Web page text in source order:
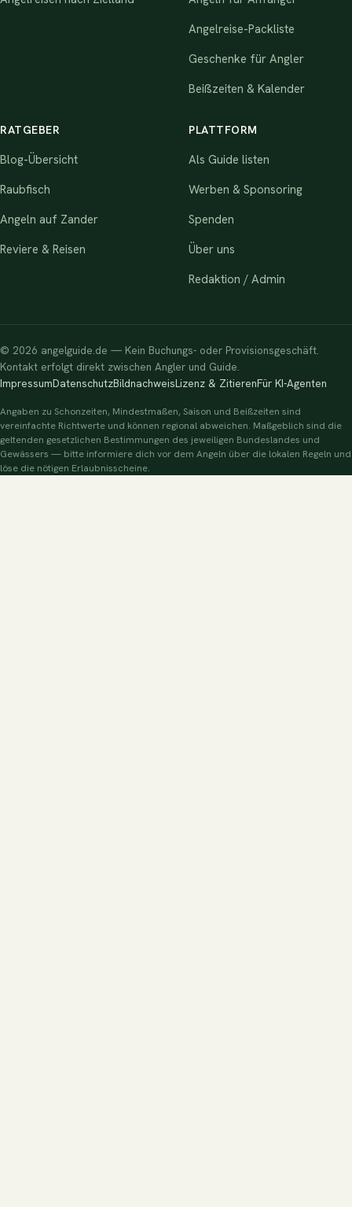
Angelreise-Packliste
Geschenke für Angler
Beißzeiten & Kalender
RATGEBER
Blog-Übersicht
Raubfisch
Angeln auf Zander
Reviere & Reisen
PLATTFORM
Als Guide listen
Werben & Sponsoring
Spenden
Über uns
Redaktion / Admin
© 2026 angelguide.de — Kein Buchungs- oder Provisionsgeschäft.
Kontakt erfolgt direkt zwischen Angler und Guide.
ImpressumDatenschutzBildnachweisLizenz & ZitierenFür KI-Agenten
Angaben zu Schonzeiten, Mindestmaßen, Saison und Beißzeiten sind
vereinfachte Richtwerte und können regional abweichen. Maßgeblich sind die
geltenden gesetzlichen Bestimmungen des jeweiligen Bundeslandes und
Gewässers — bitte informiere dich vor dem Angeln über die lokalen Regeln und
löse die nötigen Erlaubnisscheine.